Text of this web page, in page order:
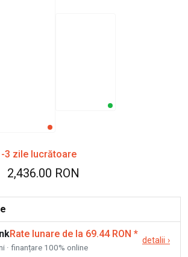
3 zile lucrătoare
2,436.00 RON
Rate lunare de la 69.44 RON *
· finanțare 100% online
detalii ›